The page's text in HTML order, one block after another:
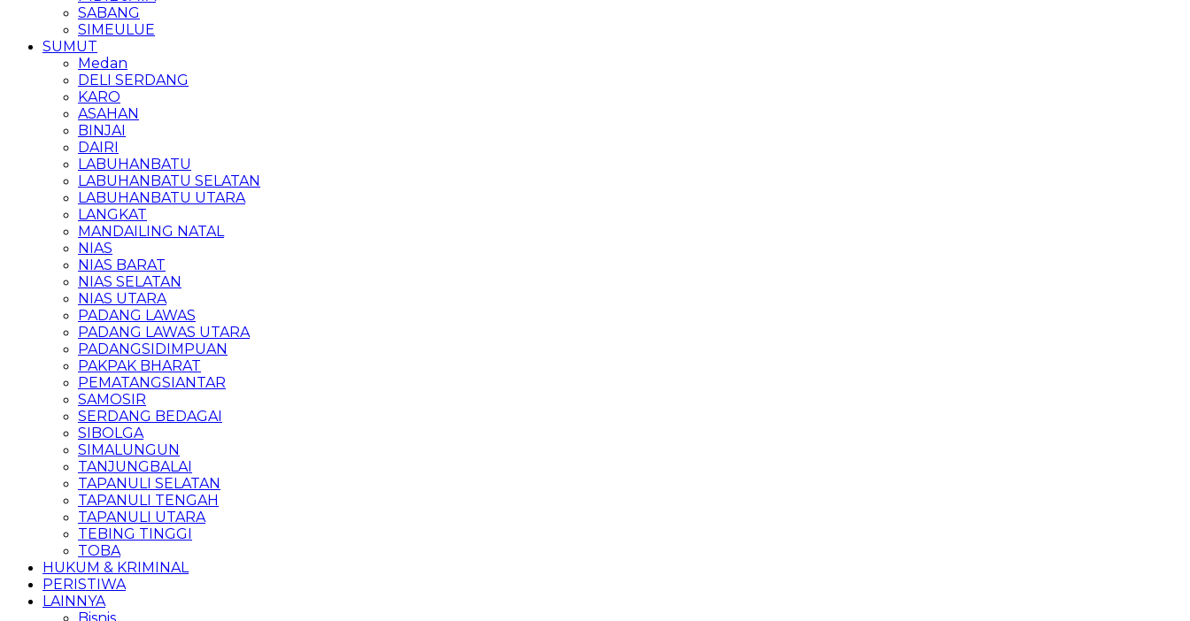
SABANG
SIMEULUE
SUMUT
Medan
DELI SERDANG
KARO
ASAHAN
BINJAI
DAIRI
LABUHANBATU
LABUHANBATU SELATAN
LABUHANBATU UTARA
LANGKAT
MANDAILING NATAL
NIAS
NIAS BARAT
NIAS SELATAN
NIAS UTARA
PADANG LAWAS
PADANG LAWAS UTARA
PADANGSIDIMPUAN
PAKPAK BHARAT
PEMATANGSIANTAR
SAMOSIR
SERDANG BEDAGAI
SIBOLGA
SIMALUNGUN
TANJUNGBALAI
TAPANULI SELATAN
TAPANULI TENGAH
TAPANULI UTARA
TEBING TINGGI
TOBA
HUKUM & KRIMINAL
PERISTIWA
LAINNYA